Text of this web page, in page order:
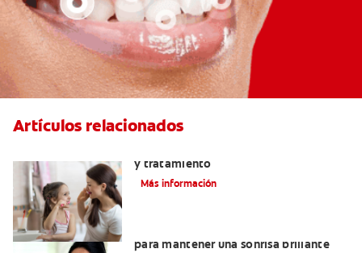
Artículos relacionados
y tratamiento
Más información
para mantener una sonrisa brillante